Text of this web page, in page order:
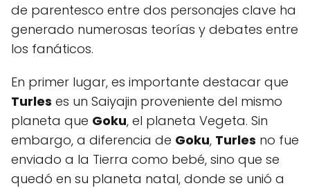
de parentesco entre dos personajes clave ha
generado numerosas teorías y debates entre
los fanáticos.
En primer lugar, es importante destacar que
Turles es un Saiyajin proveniente del mismo
planeta que Goku, el planeta Vegeta. Sin
embargo, a diferencia de Goku, Turles no fue
enviado a la Tierra como bebé, sino que se
quedó en su planeta natal, donde se unió a